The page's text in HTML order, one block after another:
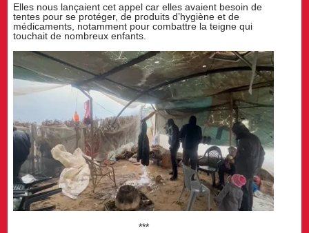
Elles nous lançaient cet appel car elles avaient besoin de
tentes pour se protéger, de produits d’hygiène et de
médicaments, notamment pour combattre la teigne qui
touchait de nombreux enfants.
***